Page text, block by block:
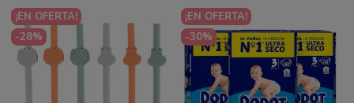
¡EN OFERTA!
-28%
¡EN OFERTA!
-30%